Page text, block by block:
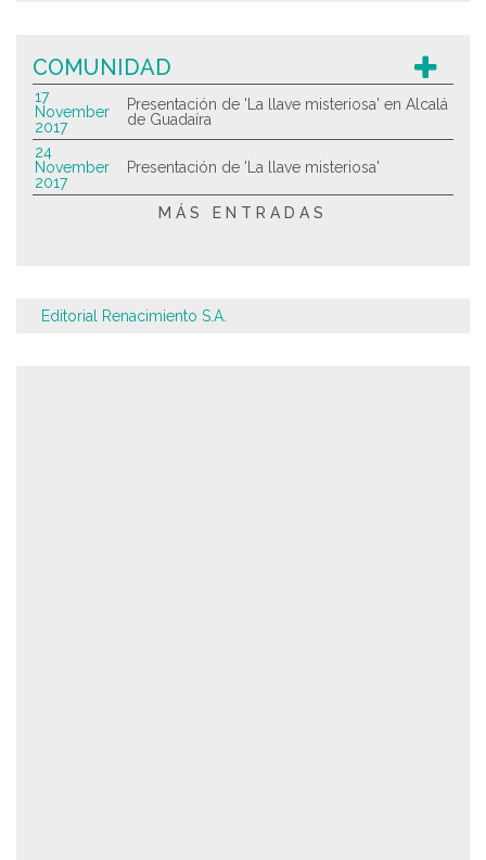
COMUNIDAD
17
November
2017
Presentación de 'La llave misteriosa' en Alcalá
de Guadaíra
24
November
2017
Presentación de 'La llave misteriosa'
MÁS ENTRADAS
Editorial Renacimiento S.A.